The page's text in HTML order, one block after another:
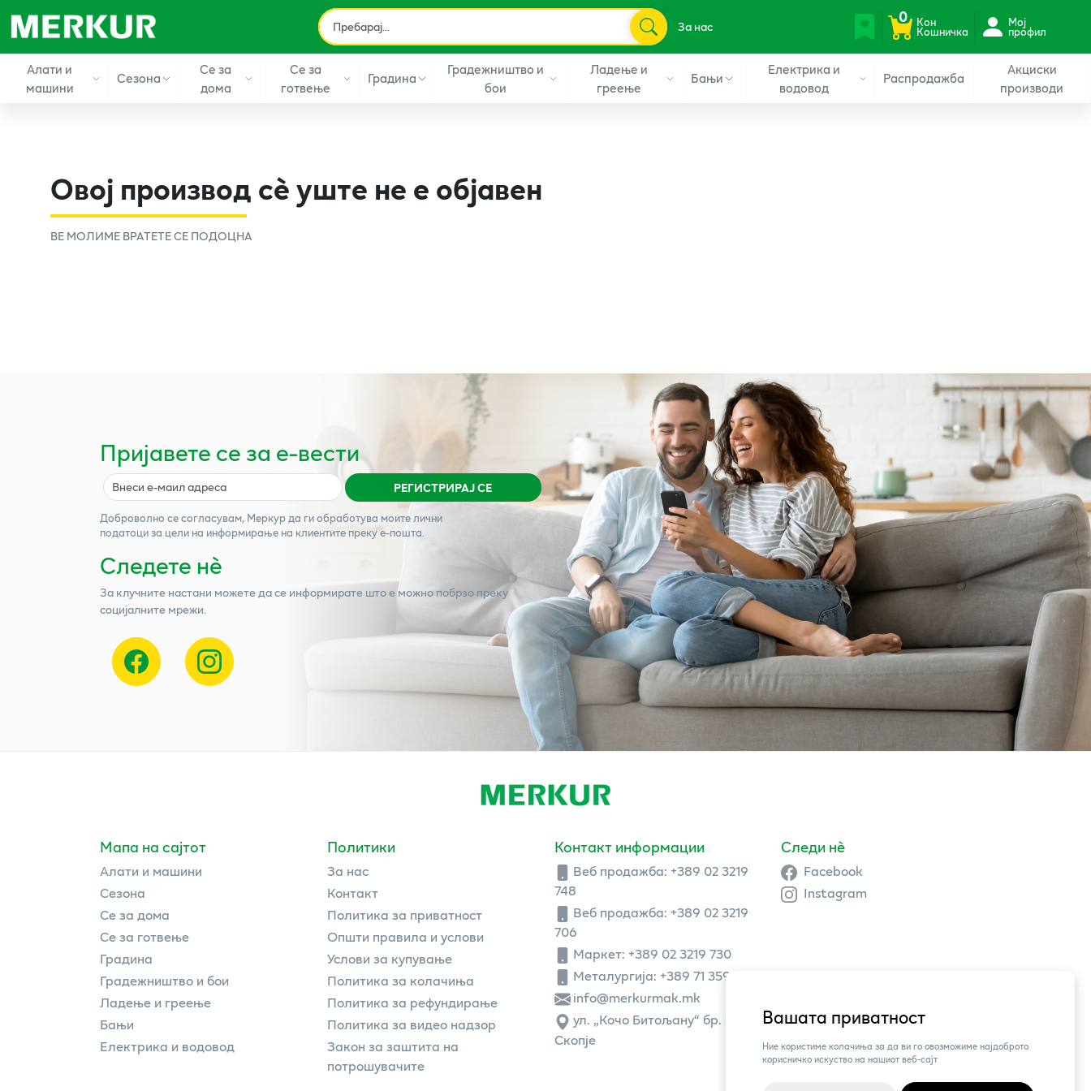
Вашата приватност
Ние користиме колачиња за да ви го овозможиме најдоброто
корисничко искуство на нашиот веб-сајт
За нас 0 Кон
Кошничка
Мој
профил
Алати и
машини
Сезона
Се за
дома
Се за
готвење
Градина
Градежништво и
бои
Ладење и
греење
Бањи
Електрика и
водовод
Распродажба
Акциски
производи
Овој производ сè уште не е објавен
ВЕ МОЛИМЕ ВРАТЕТЕ СЕ ПОДОЦНА
Пријавете се за е-вести
РЕГИСТРИРАЈ СЕ
Доброволно се согласувам, Меркурда ги обработува моите лични
податоци за цели на информирање на клиентите преку е-пошта.
Следете нѐ
За клучните настани можете да се информирате што е можно побрзо преку
социјалните мрежи.
Мапа на сајтот
Алати и машини
Сезона
Се за дома
Се за готвење
Градина
Градежништво и бои
Ладење и греење
Бањи
Електрика и водовод
Политики
За нас
Контакт
Политика за приватност
Општи правила и услови
Услови за купување
Политика за колачиња
Политика за рефундирање
Политика за видео надзор
Закон за заштита на
потрошувачите
Контакт информации
Веб продажба: +389 02 3219
748
Веб продажба: +389 02 3219
706
Маркет: +389 02 3219 730
Металургија: +389 71 359 504
info@merkurmak.mk
ул. „Кочо Битољану“ бр. 3,
Скопје
Следи нè
Facebook
Instagram